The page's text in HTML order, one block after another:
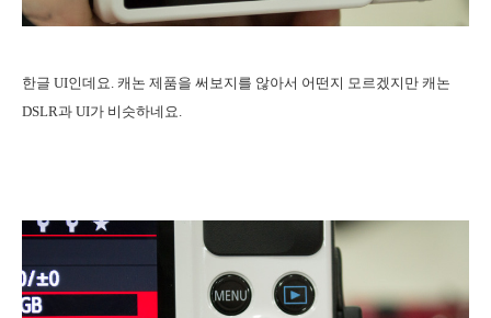
한글 UI인데요. 캐논 제품을 써보지를 않아서 어떤지 모르겠지만 캐논
DSLR과 UI가 비슷하네요.